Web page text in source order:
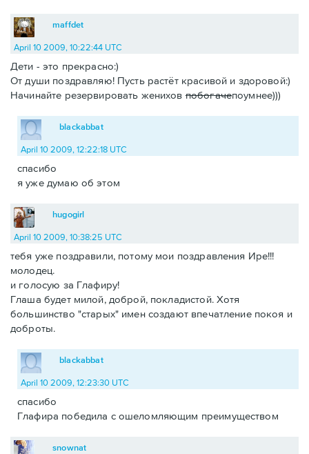
maffdet
April 10 2009, 10:22:44 UTC
Дети - это прекрасно:)
От души поздравляю! Пусть растёт красивой и здоровой:)
Начинайте резервировать жениховпобогачепоумнее)))
blackabbat
April 10 2009, 12:22:18 UTC
спасибо
я уже думаю об этом
hugogirl
April 10 2009, 10:38:25 UTC
тебя уже поздравили, потому мои поздравления Ире!!!
молодец.
и голосую за Глафиру!
Глаша будет милой, доброй, покладистой. Хотя
большинство "старых" имен создают впечатление покоя и
доброты.
blackabbat
April 10 2009, 12:23:30 UTC
спасибо
Глафира победила с ошеломляющим преимуществом
snownat